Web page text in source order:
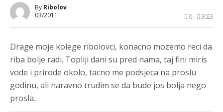
By Ribolov
03/2011
3023
0
Drage moje kolege ribolovci, konacno mozemo reci da
riba bolje radi. Topliji dani su pred nama, taj fini miris
vode i prirode okolo, tacno me podsjeca na proslu
godinu, ali naravno trudim se da bude jos bolja nego
prosla..